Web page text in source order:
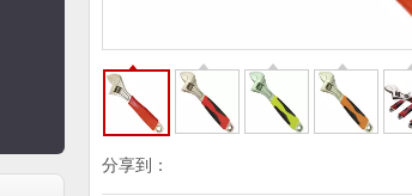
分享到：